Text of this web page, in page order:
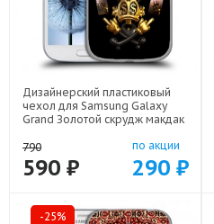
Дизайнерский пластиковый
чехол для Samsung Galaxy
Grand Золотой скрудж макдак
790
590 ₽
по акции
290 ₽
-25%